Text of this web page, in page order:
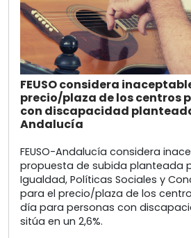
FEUSO considera
precio/plaza de los centros
con discapacidad
Andalucía
FEUSO-Andalucía considera
propuesta de subida planteada
Igualdad, Políticas Sociales y
para el precio/plaza de los
día para personas con
sitúa en un 2,6%.